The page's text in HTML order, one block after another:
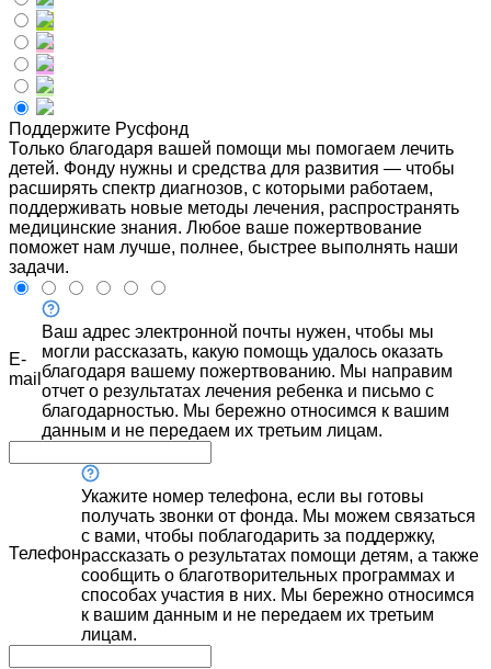
Поддержите Русфонд
Только благодаря вашей помощи мы помогаем лечить
детей. Фонду нужны и средства для развития — чтобы
расширять спектр диагнозов, с которыми работаем,
поддерживать новые методы лечения, распространять
медицинские знания. Любое ваше пожертвование
поможет нам лучше, полнее, быстрее выполнять наши
задачи.
E-
mail
Ваш адрес электронной почты нужен, чтобы мы
могли рассказать, какую помощь удалось оказать
благодаря вашему пожертвованию. Мы направим
отчет о результатах лечения ребенка и письмо с
благодарностью. Мы бережно относимся к вашим
данным и не передаем их третьим лицам.
Телефон
Укажите номер телефона, если вы готовы
получать звонки от фонда. Мы можем связаться
с вами, чтобы поблагодарить за поддержку,
рассказать о результатах помощи детям, а также
сообщить о благотворительных программах и
способах участия в них. Мы бережно относимся
к вашим данным и не передаем их третьим
лицам.